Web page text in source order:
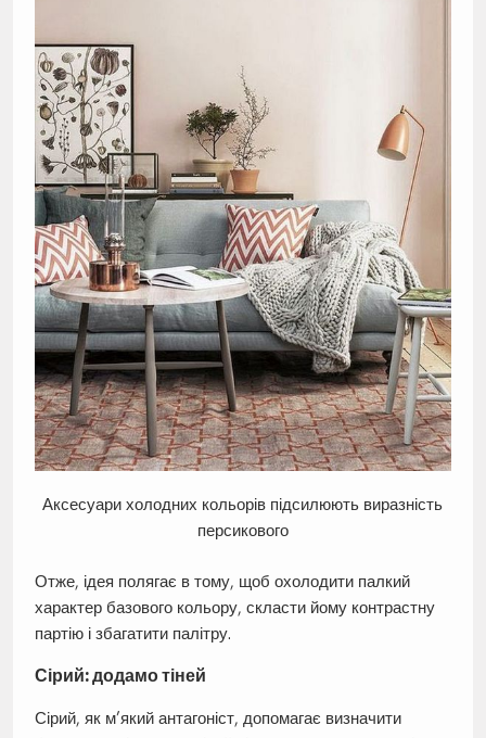
Аксесуари холодних кольорів підсилюють виразність
персикового
Отже, ідея полягає в тому, щоб охолодити палкий
характер базового кольору, скласти йому контрастну
партію і збагатити палітру.
Сірий: додамо тіней
Сірий, як м’який антагоніст, допомагає визначити